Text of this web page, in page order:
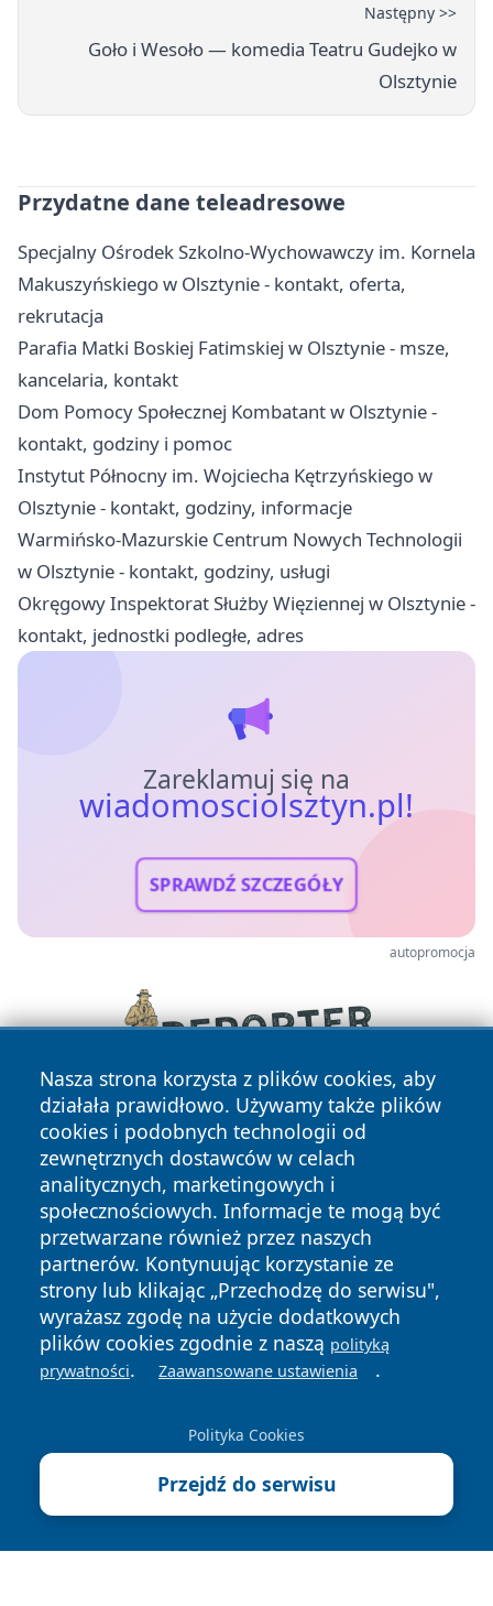
Następny >>
Goło i Wesoło — komedia Teatru Gudejko w
Olsztynie
Przydatne dane teleadresowe
Specjalny Ośrodek Szkolno-Wychowawczy im. Kornela
Makuszyńskiego w Olsztynie - kontakt, oferta,
rekrutacja
Parafia Matki Boskiej Fatimskiej w Olsztynie - msze,
kancelaria, kontakt
Dom Pomocy Społecznej Kombatant w Olsztynie -
kontakt, godziny i pomoc
Instytut Północny im. Wojciecha Kętrzyńskiego w
Olsztynie - kontakt, godziny, informacje
Warmińsko-Mazurskie Centrum Nowych Technologii
w Olsztynie - kontakt, godziny, usługi
Okręgowy Inspektorat Służby Więziennej w Olsztynie -
kontakt, jednostki podległe, adres
Zareklamuj się na
wiadomosciolsztyn.pl!
SPRAWDŹ SZCZEGÓŁY
autopromocja
Nasza strona korzysta z plików cookies, aby
działała prawidłowo. Używamy także plików
cookies i podobnych technologii od
zewnętrznych dostawców w celach
analitycznych, marketingowych i
społecznościowych. Informacje te mogą być
przetwarzane również przez naszych
partnerów. Kontynuując korzystanie ze
strony lub klikając „Przechodzę do serwisu",
wyrażasz zgodę na użycie dodatkowych
plików cookies zgodnie z naszą polityką
prywatności. Zaawansowane ustawienia .
Polityka Cookies
Przejdź do serwisu
Copyright © 2026 wiadomosciolsztyn.pl Wszystkie prawa
zastrzeżone.
News Autorzy
Polityka
Polityka